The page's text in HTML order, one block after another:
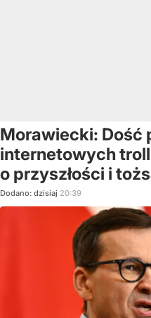
Morawiecki: Dość
internetowych
o przyszłości i
Dodano: dzisiaj 20:39